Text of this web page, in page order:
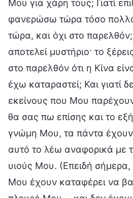
Μου για χάρη τους; Γιατί
φανερώσω τώρα τόσο πολλά
τώρα, και όχι στο
αποτελεί μυστήριο· το
στο παρελθόν ότι η Κίνα
έχω καταραστεί; Και γιατί
εκείνους που Μου
θα σας πω επίσης και το
γνώμη Μου, τα πάντα έχουν
αυτό το λέω αναφορικά με
υιούς Μου. (Επειδή σήμερα,
Μου έχουν καταφέρει να